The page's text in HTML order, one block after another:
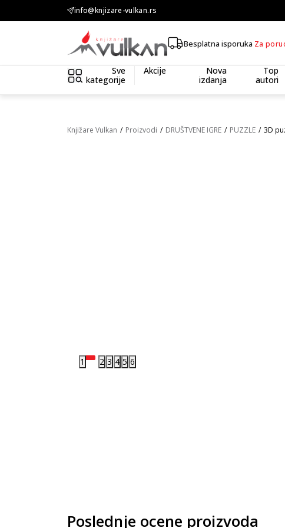
info@knjizare-vulkan.rs
KOLIČINSKI POPUST ::: Dodatnih 10% na tri kupljena artikla
Besplatna isporuka Za
Sve
kategorije
Akcije
Nova
izdanja
Top
autori
Knjižare Vulkan Proizvodi DRUŠTVENE IGRE PUZZLE 3D
1 2 3 4 5 6
Poslednje ocene proizvoda